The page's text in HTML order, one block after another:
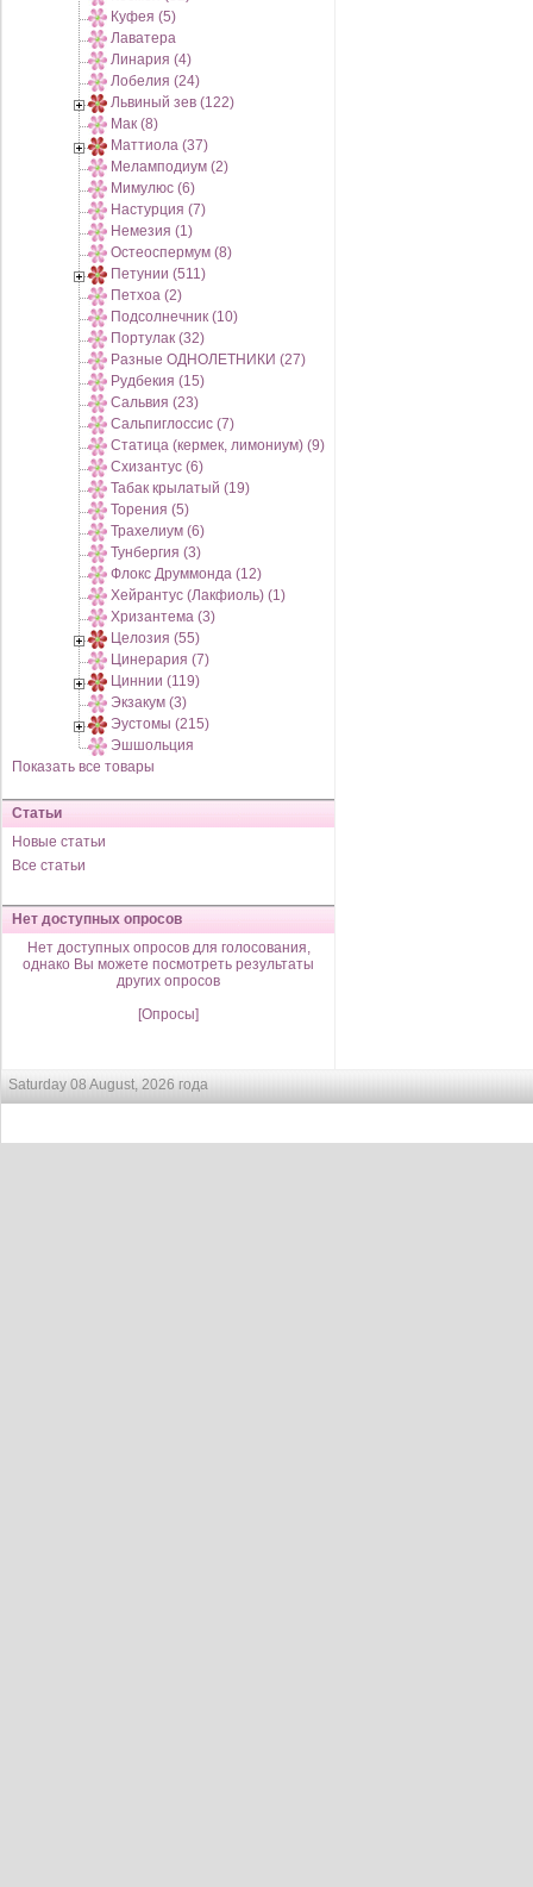
Куфея (5)
Лаватера
Линария (4)
Лобелия (24)
Львиный зев (122)
Мак (8)
Маттиола (37)
Меламподиум (2)
Мимулюс (6)
Настурция (7)
Немезия (1)
Остеоспермум (8)
Петунии (511)
Петхоа (2)
Подсолнечник (10)
Портулак (32)
Разные ОДНОЛЕТНИКИ (27)
Рудбекия (15)
Сальвия (23)
Сальпиглоссис (7)
Статица (кермек, лимониум) (9)
Схизантус (6)
Табак крылатый (19)
Торения (5)
Трахелиум (6)
Тунбергия (3)
Флокс Друммонда (12)
Хейрантус (Лакфиоль) (1)
Хризантема (3)
Целозия (55)
Цинерария (7)
Циннии (119)
Экзакум (3)
Эустомы (215)
Эшшольция
Показать все товары
Статьи
Новые статьи
Все статьи
Нет доступных опросов
Нет доступных опросов для голосования,
однако Вы можете посмотреть результаты
других опросов
[Опросы]
Saturday 08 August, 2026 года